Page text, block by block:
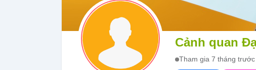
Cảnh quan
Tham gia 7 tháng trước